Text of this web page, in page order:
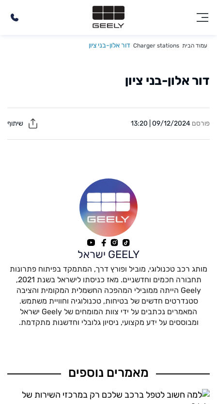
עמוד הבית Charger stations דור אלון-בני ציון
דור אלון-בני ציון
פורסם 09/12/2024 | 13:20
GEELY ישראל
מותג רכב טכנולוגי, מוביל ופורץ דרך, המתמקד בפיתוח פתרונות
תחבורה חכמים וחדשניים. מאז כניסתו לישראל בשנת 2021,
Geely הייתה ממובילי המהפכה החשמלית המקומית והציבה
סטנדרטים חדשים של בטיחות, טכנולוגיה וחוויית משתמש.
המאמרים נכתבים על ידי צוות המומחים של Geely ישראל
ומבוססים על ידע מקצועי, ניסיון גלובלי וחדשנות מתקדמת.
מאמרים נוספים